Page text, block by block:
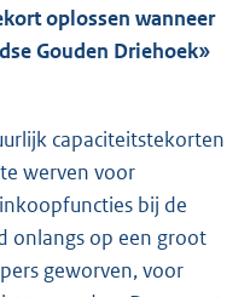
oplossen wanneer
Gouden Driehoek»
capaciteitstekorten
werven voor
bij de
onlangs op een groot
geworven, voor